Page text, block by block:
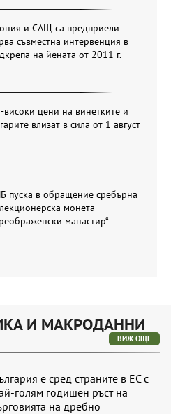
и САЩ са предприели
съвместна интервенция в
на йената от 2011 г.
високи цени на винетките и
влизат в сила от 1 август
пуска в обращение сребърна
монета
манастир“
И МАКРОДАННИ
ВИЖ ОЩЕ
е сред страните в ЕС с
голям годишен ръст на
на дребно